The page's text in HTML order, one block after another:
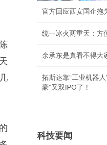
官方回应西安国企拖
统一冰火两重天：方
余承东是真看不得大
拓斯达靠“工业机器
豪”又双IPO了！
科技要闻